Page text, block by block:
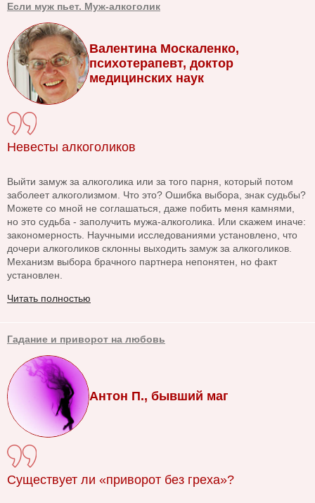
Если муж пьет. Муж-алкоголик
Валентина Москаленко,
психотерапевт, доктор
медицинских наук
Невесты алкоголиков
Выйти замуж за алкоголика или за того парня, который потом
заболеет алкоголизмом. Что это? Ошибка выбора, знак судьбы?
Можете со мной не соглашаться, даже побить меня камнями,
но это судьба - заполучить мужа-алкоголика. Или скажем иначе:
закономерность. Научными исследованиями установлено, что
дочери алкоголиков склонны выходить замуж за алкоголиков.
Механизм выбора брачного партнера непонятен, но факт
установлен.
Читать полностью
Гадание и приворот на любовь
Антон П., бывший маг
Существует ли «приворот без греха»?